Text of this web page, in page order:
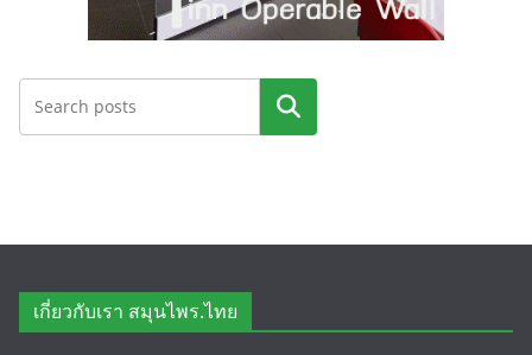
ค้นหา
เกี่ยวกับเรา สมุนไพร.ไทย